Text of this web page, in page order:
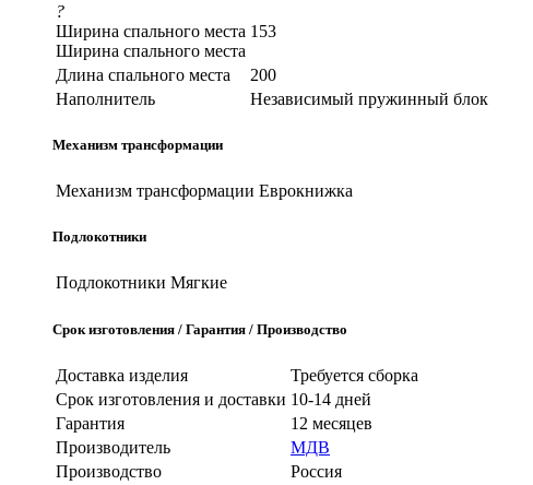
?
Ширина спального места
Ширина спального места
153
Длина спального места
200
Наполнитель
Независимый пружинный блок
Механизм трансформации
Механизм трансформации Еврокнижка
Подлокотники
Подлокотники Мягкие
Срок изготовления / Гарантия / Производство
Доставка изделия
Требуется сборка
Срок изготовления и доставки 10-14 дней
Гарантия
12 месяцев
Производитель
МДВ
Производство
Россия